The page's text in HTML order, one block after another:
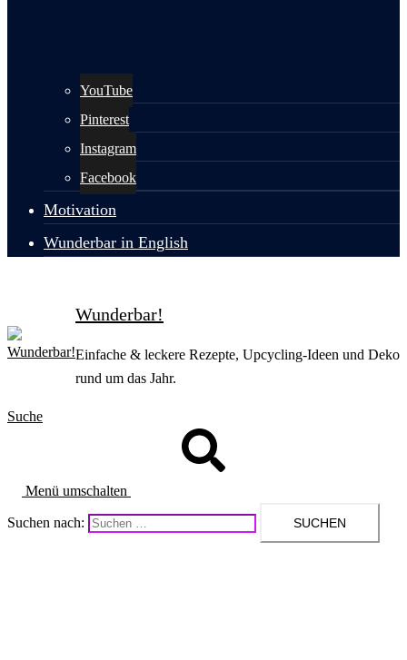
YouTube
Pinterest
Instagram
Facebook
Motivation
Wunderbar in English
Wunderbar!
Einfache & leckere Rezepte, Upcycling-Ideen und Deko
rund um das Jahr.
Suche
Menü umschalten
Suchen nach: